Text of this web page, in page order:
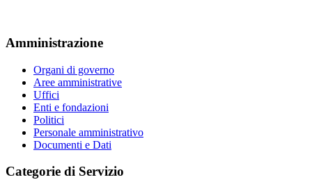
Amministrazione
Organi di governo
Aree amministrative
Uffici
Enti e fondazioni
Politici
Personale amministrativo
Documenti e Dati
Categorie di Servizio